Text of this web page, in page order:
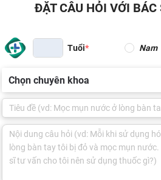
ĐẶT CÂU HỎI VỚI BÁC
Tuổi Nam
Chọn chuyên khoa